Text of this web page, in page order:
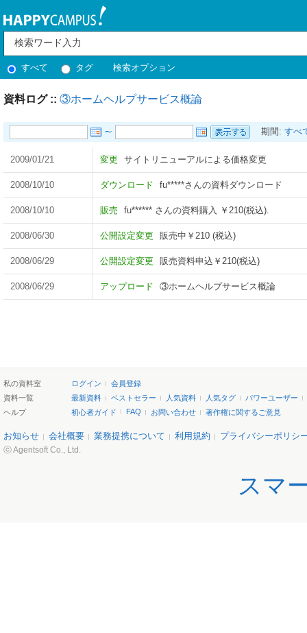
すべて タグ 検索オプション
資料ログ :: ③ホームヘルプサービス概論
期間: すべ
2009/01/21 変更 サイトリニューアルによる価格変更
2008/10/10 ダウンロード fu*****さんの資料ダウンロード
2008/10/10 販売 fu****** さんの資料購入 ￥210(税込).
2008/06/30 公開設定変更 販売中￥210 (税込)
2008/06/29 公開設定変更 販売資料申込￥210(税込)
2008/06/29 アップロード ③ホームヘルプサービス概論
私の資料室 ログイン
会員登録
資料一覧
最新資料 ベストセラー 人気資料 人気タグ
パワーユーザー
ヘルプ
初心者ガイド FAQ お問い合わせ 著作権に関するご意見
お知らせ 会社概要 業務提携について 利用規約 プライバシーポリシ
ⓒ Agentsoft Co., Ltd.
スマ